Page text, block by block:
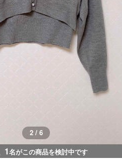
2 / 6
1名がこの商品を検討中です